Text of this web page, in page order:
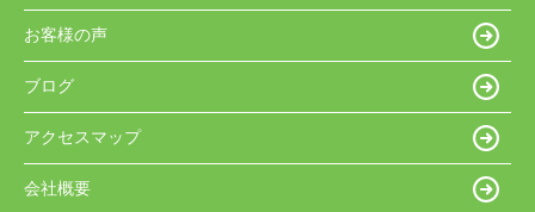
お客様の声
ブログ
アクセスマップ
会社概要